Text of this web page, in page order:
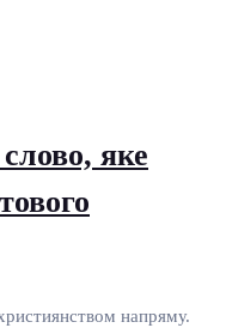
яке
напряму.